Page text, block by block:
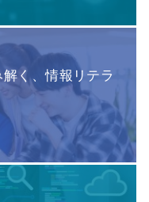
く、情報リテラ